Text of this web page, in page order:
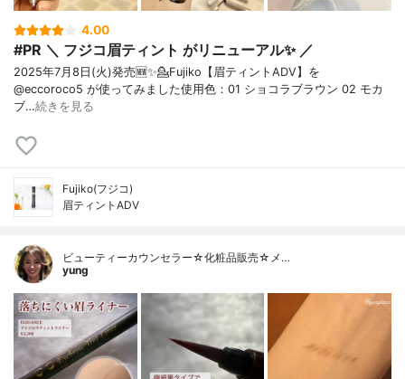
4.00
#PR ＼ フジコ眉ティント がリニューアル✨ ／
2025年7月8日(火)発売🆕✨⁡⁡💁Fujiko【眉ティントADV】を
@eccoroco5 が使ってみました⁡⁡使用色：01 ショコラブラウン 02 モカ
ブ…続きを見る
Fujiko(フジコ)
眉ティントADV
ビューティーカウンセラー☆化粧品販売☆メ…
yung